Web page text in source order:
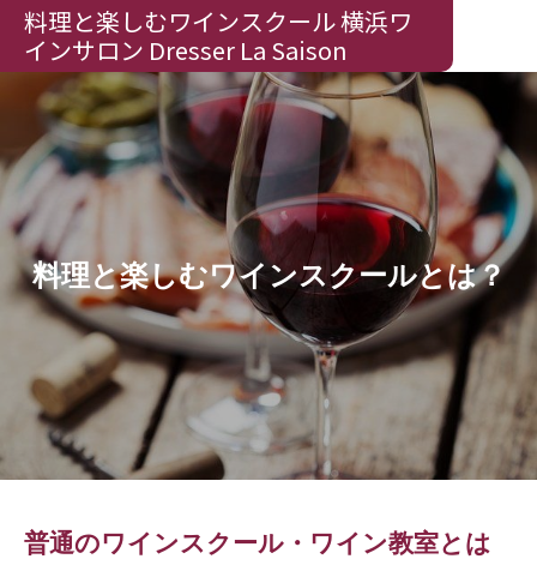
料理と楽しむワインスクール 横浜ワ
インサロン Dresser La Saison
料理と楽しむワインスクールとは？
普通のワインスクール・ワイン教室とは